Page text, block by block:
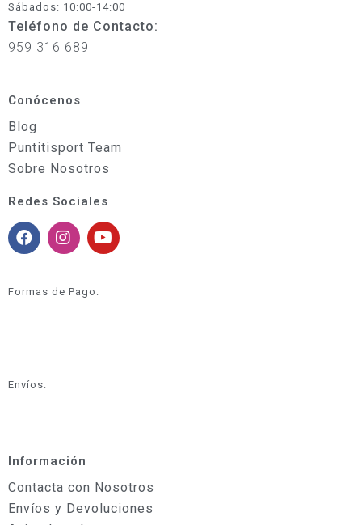
Sábados: 10:00-14:00
Teléfono de Contacto:
959 316 689
Conócenos
Blog
Puntitisport Team
Sobre Nosotros
Redes Sociales
Formas de Pago:
Envíos:
Información
Contacta con Nosotros
Envíos y Devoluciones